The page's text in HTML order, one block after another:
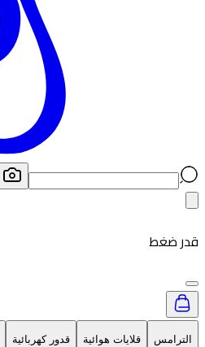
قدر ضغط
الترامس قلايات هوائية قدور كهربائية